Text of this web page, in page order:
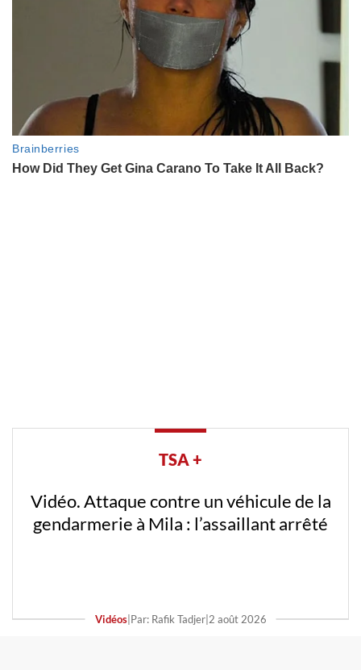
TSA +
Vidéo. Attaque contre un véhicule de la
gendarmerie à Mila : l’assaillant arrêté
Vidéos| Par: Rafik Tadjer| 2 août 2026